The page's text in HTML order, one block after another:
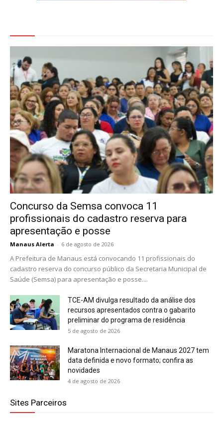
Concurso da Semsa convoca 11
profissionais do cadastro reserva para
apresentação e posse
Manaus Alerta - 6 de agosto de 2026
A Prefeitura de Manaus está convocando 11 profissionais do
cadastro reserva do concurso público da Secretaria Municipal de
Saúde (Semsa) para apresentação e posse....
TCE-AM divulga resultado da análise dos
recursos apresentados contra o gabarito
preliminar do programa de residência
5 de agosto de 2026
Maratona Internacional de Manaus 2027 tem
data definida e novo formato; confira as
novidades
4 de agosto de 2026
Sites Parceiros